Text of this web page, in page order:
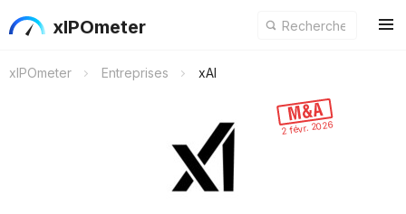
xIPOmeter
xIPOmeter Entreprises xAI
2 févr. 2026